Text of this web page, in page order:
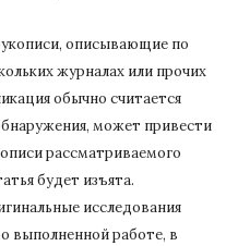
описывающие по
журналах или прочих
обычно считается
может привести
рассматриваемого
будет изъята.
исследования
выполненной работе, в